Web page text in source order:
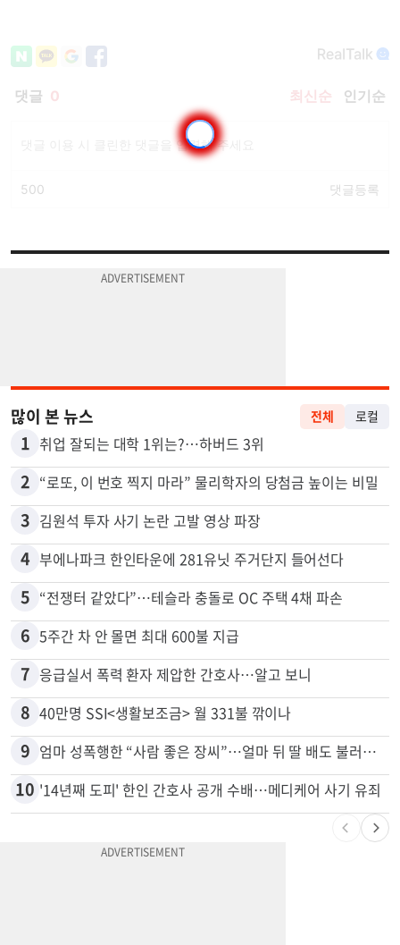
많이 본 뉴스
1 취업 잘되는 대학 1위는?…하버드 3위
2 “로또, 이 번호 찍지 마라” 물리학자의 당첨금 높이는 비밀
3 김원석 투자 사기 논란 고발 영상 파장
4 부에나파크 한인타운에 281유닛 주거단지 들어선다
5 “전쟁터 같았다”…테슬라 충돌로 OC 주택 4채 파손
6 5주간 차 안 몰면 최대 600불 지급
7 응급실서 폭력 환자 제압한 간호사…알고 보니
8 40만명 SSI<생활보조금> 월 331불 깎이나
9 엄마 성폭행한 “사람 좋은 장씨”…얼마 뒤 딸 배도 불러왔다
'14년째 도피' 한인 간호사 공개 수배…메디케어 사기 유죄